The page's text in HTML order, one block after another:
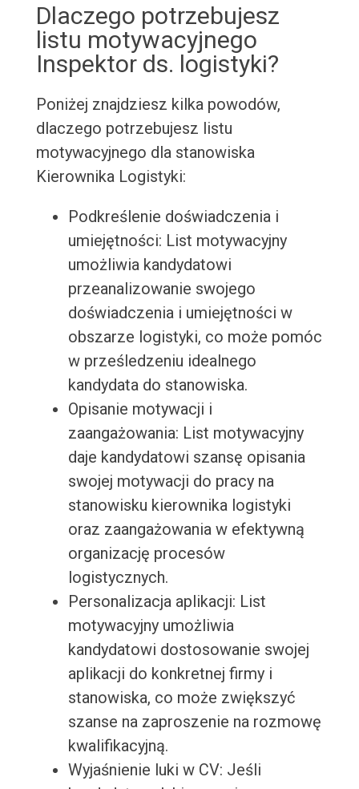
Dlaczego potrzebujesz
listu motywacyjnego
Inspektor ds. logistyki?
Poniżej znajdziesz kilka powodów,
dlaczego potrzebujesz listu
motywacyjnego dla stanowiska
Kierownika Logistyki:
Podkreślenie doświadczenia i
umiejętności: List motywacyjny
umożliwia kandydatowi
przeanalizowanie swojego
doświadczenia i umiejętności w
obszarze logistyki, co może pomóc
w prześledzeniu idealnego
kandydata do stanowiska.
Opisanie motywacji i
zaangażowania: List motywacyjny
daje kandydatowi szansę opisania
swojej motywacji do pracy na
stanowisku kierownika logistyki
oraz zaangażowania w efektywną
organizację procesów
logistycznych.
Personalizacja aplikacji: List
motywacyjny umożliwia
kandydatowi dostosowanie swojej
aplikacji do konkretnej firmy i
stanowiska, co może zwiększyć
szanse na zaproszenie na rozmowę
kwalifikacyjną.
Wyjaśnienie luki w CV: Jeśli